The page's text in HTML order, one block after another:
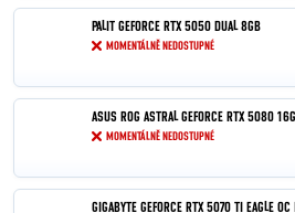
PALIT GEFORCE RTX 5050 DUAL 8GB
MOMENTÁLNĚ NEDOSTUPNÉ
ASUS ROG ASTRAL GEFORCE RTX 5080
MOMENTÁLNĚ NEDOSTUPNÉ
GIGABYTE GEFORCE RTX 5070 TI EAGLE